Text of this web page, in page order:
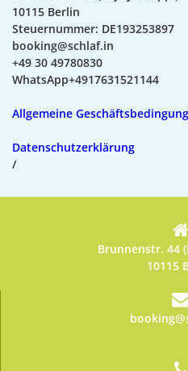
10115 Berlin
Steuernummer: DE193253897
booking@schlaf.in
+49 30 49780830
WhatsApp+4917631521144
Allgemeine
Datenschutzerklärung
/
Brunnenstr. 44
10115